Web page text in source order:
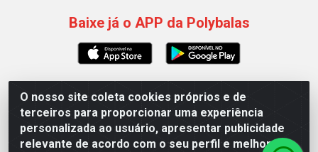
O nosso site coleta cookies próprios e de
terceiros para proporcionar uma experiência
personalizada ao usuário, apresentar publicidade
relevante de acordo com o seu perfil e melhorar a
Baixe já o APP da Polybalas
Polybalas - Rua João Miguel de Souza, 173 Galpão B -
Ernesto Geisel, João Pessoa/PB - CEP 58.075-075 - CNPJ
00.909.327/0002-61